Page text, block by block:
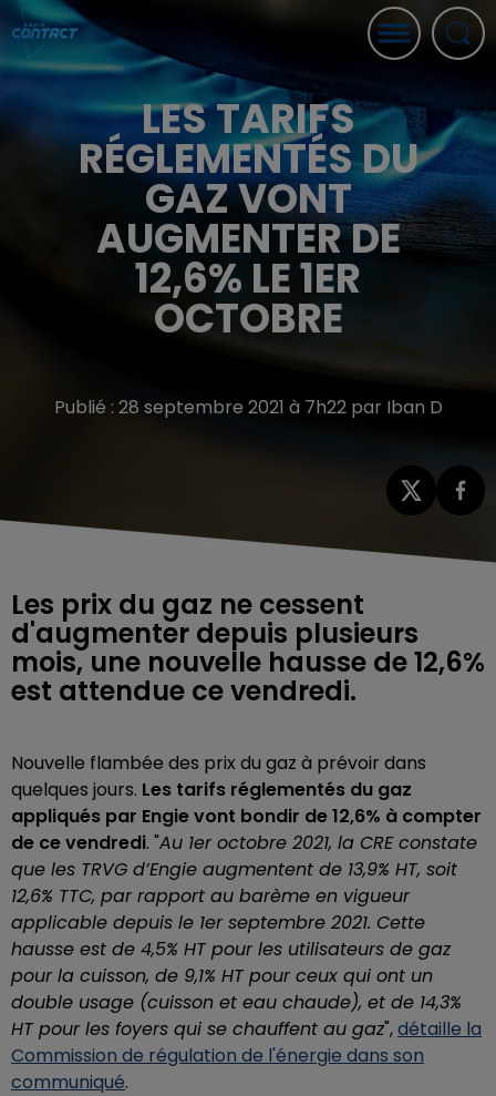
LES TARIFS
RÉGLEMENTÉS DU
GAZ VONT
AUGMENTER DE
12,6% LE 1ER
OCTOBRE
Publié : 28 septembre 2021 à 7h22 par Iban D
Les prix du gaz ne cessent
d'augmenter depuis plusieurs
mois, une nouvelle hausse de 12,6%
est attendue ce vendredi.
Nouvelle flambée des prix du gaz à prévoir dans
quelques jours. Les tarifs réglementés du gaz
appliqués par Engie vont bondir de 12,6% à compter
de ce vendredi. "Au 1er octobre 2021, la CRE constate
que les TRVG d’Engie augmentent de 13,9% HT, soit
12,6% TTC, par rapport au barème en vigueur
applicable depuis le 1er septembre 2021. Cette
hausse est de 4,5% HT pour les utilisateurs de gaz
pour la cuisson, de 9,1% HT pour ceux qui ont un
double usage (cuisson et eau chaude), et de 14,3%
HT pour les foyers qui se chauffent au gaz",détaille la
Commission de régulation de l'énergie dans son
communiqué.